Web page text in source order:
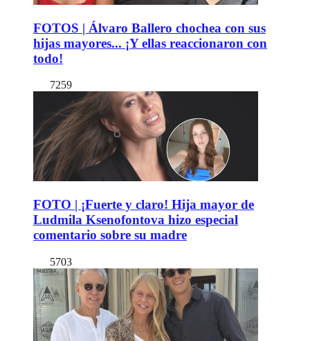
FOTOS | Álvaro Ballero chochea con sus
hijas mayores... ¡Y ellas reaccionaron con
todo!
7259
FOTO | ¡Fuerte y claro! Hija mayor de
Ludmila Ksenofontova hizo especial
comentario sobre su madre
5703